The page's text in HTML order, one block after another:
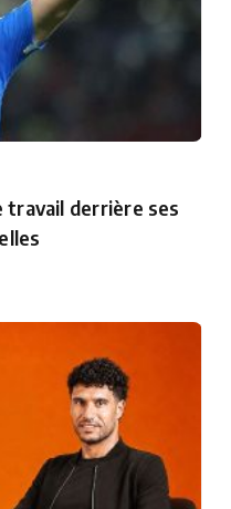
travail derrière ses